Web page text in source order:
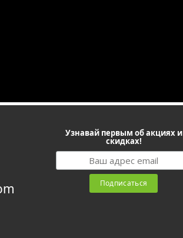
Узнавай первым об акциях и
скидках!